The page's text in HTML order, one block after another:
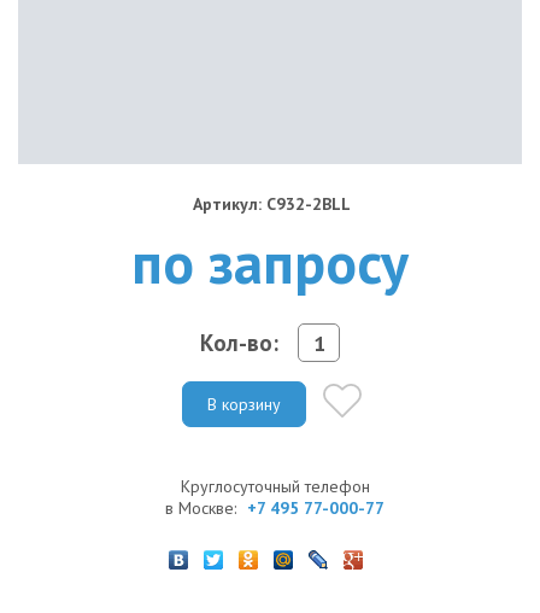
Артикул: C932-2BLL
по запросу
Кол-во:
В корзину
Круглосуточный телефон
в Москве: +7 495 77-000-77